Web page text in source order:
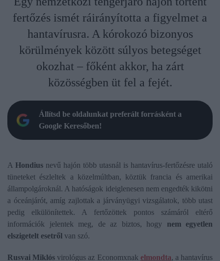
fertőzés ismét ráirányította a figyelmet a
hantavírusra. A kórokozó bizonyos
körülmények között súlyos betegséget
okozhat – főként akkor, ha zárt
közösségben üt fel a fejét.
Állítsd be oldalunkat preferált forrásként a
Google Keresőben!
A Hondius nevű hajón több utasnál is hantavírus-fertőzésre utaló
tüneteket észleltek a közelmúltban, köztük francia és amerikai
állampolgároknál. A hatóságok ideiglenesen nem engedték kikötni
a óceánjárót, amíg zajlottak a járványügyi vizsgálatok, több utast
pedig elkülönítettek. A fertőzöttek pontos számáról eltérő
információk jelentek meg, de az biztos, hogy nem egyetlen
elszigetelt esetről van szó.
Rusvai Miklós virológus az Economxnak elmondta, a hantavírus